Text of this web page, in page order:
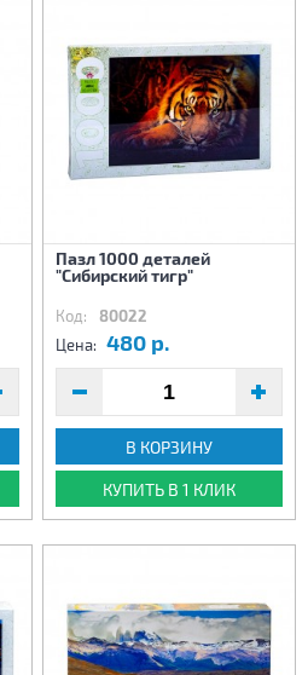
Пазл 1000 деталей
"Сибирский тигр"
Код: 80022
Цена: 480 р.
В КОРЗИНУ
КУПИТЬ В 1 КЛИК